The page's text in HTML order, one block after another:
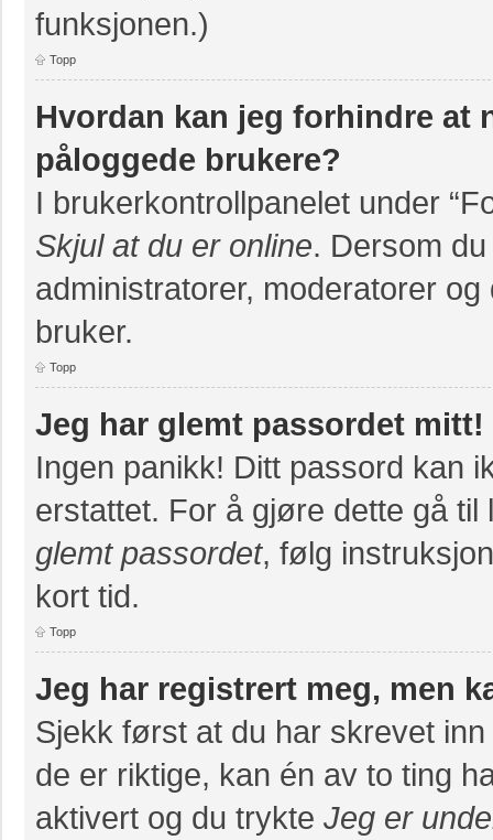
funksjonen.)
Topp
Hvordan kan jeg forhindre
påloggede brukere?
I brukerkontrollpanelet under
Skjul at du er online. Dersom
administratorer, moderatorer
bruker.
Topp
Jeg har glemt passordet mitt!
Ingen panikk! Ditt passord kan
erstattet. For å gjøre dette gå
glemt passordet, følg
kort tid.
Topp
Jeg har registrert meg, men
Sjekk først at du har skrevet
de er riktige, kan én av to ting
aktivert og du trykte Jeg er